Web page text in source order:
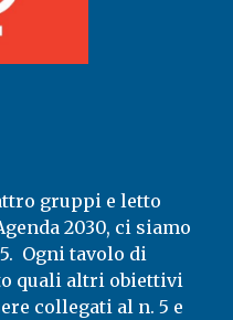
gruppi e letto
2030, ci siamo
Ogni tavolo di
quali altri obiettivi
collegati al n. 5 e